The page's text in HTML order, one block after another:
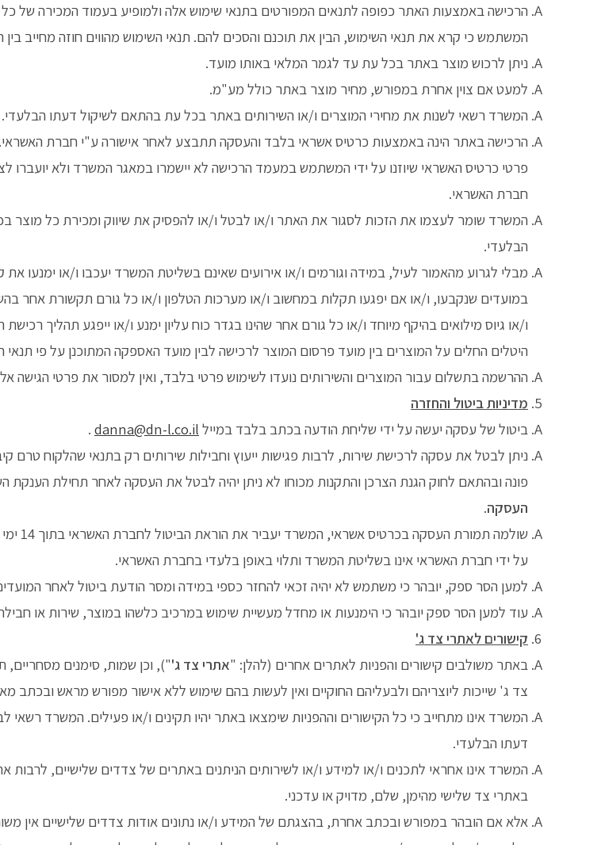
הרכישה באמצעות האתר כפופה לתנאים המפורטים בתנאי שימוש אלה ולמופיע בעמוד המכירה של
המשתמש כי קרא את תנאי השימוש, הבין את תוכנם והסכים להם. תנאי השימוש מהווים חוזה מחייב
ניתן לרכוש מוצר באתר בכל עת עד לגמר המלאי באותו מועד.
למעט אם צוין אחרת במפורש, מחיר מוצר באתר כולל מע"מ.
המשרד רשאי לשנות את מחירי המוצרים ו/או השירותים באתר בכל עת בהתאם לשיקול דעתו
הרכישה באתר הינה באמצעות כרטיס אשראי בלבד והעסקה תתבצע לאחר אישורה ע"י חברת האשראי.
פרטי כרטיס האשראי שיוזנו על ידי המשתמש במעמד הרכישה לא יישמרו במאגר המשרד ולא
חברת האשראי.
המשרד שומר לעצמו את הזכות לסגור את האתר ו/או לבטל ו/או להפסיק את שיווק ומכירת כל
הבלעדי.
מבלי לגרוע מהאמור לעיל, במידה וגורמים ו/או אירועים שאינם בשליטת המשרד יעכבו ו/או ימנעו
במועדים שנקבעו, ו/או אם יפגעו תקלות במחשוב ו/או מערכות הטלפון ו/או כל גורם תקשורת אחר
ו/או גיוס מילואים בהיקף מיוחד ו/או כל גורם אחר שהינו בגדר כוח עליון ימנע ו/או ייפגע תהליך
היטלים החלים על המוצרים בין מועד פרסום המוצר לרכישה לבין מועד האספקה המתוכנן על פי
ההרשמה בתשלום עבור המוצרים והשירותים נועדו לשימוש פרטי בלבד, ואין למסור את פרטי
מדיניות ביטול והחזרה
ביטול של עסקה יעשה על ידי שליחת הודעה בכתב בלבד במייל danna@dn-l.co.il
.
ניתן לבטל את עסקה לרכישת שירות, לרבות פגישות ייעוץ וחבילות שירותים רק בתנאי שהלקוח טרם
פונה ובהתאם לחוק הגנת הצרכן והתקנות מכוחו לא ניתן יהיה לבטל את העסקה לאחר תחילת הענקת
העסקה.
על ידי חברת האשראי אינו בשליטת המשרד ותלוי באופן בלעדי בחברת האשראי.
למען הסר ספק, יובהר כי משתמש לא יהיה זכאי להחזר כספי במידה ומסר הודעת ביטול לאחר המועדים
עוד למען הסר ספק יובהר כי הימנעות או מחדל מעשיית שימוש במרכיב כלשהו במוצר, שירות או
קישורים לאתרי צד ג'
באתר משולבים קישורים והפניות לאתרים אחרים (להלן: "אתרי צד ג'"), וכן שמות, סימנים מסחריים,
צד ג' שייכות ליוצריהם ולבעליהם החוקיים ואין לעשות בהם שימוש ללא אישור מפורש מראש ובכתב
המשרד אינו מתחייב כי כל הקישורים וההפניות שימצאו באתר יהיו תקינים ו/או פעילים. המשרד
דעתו הבלעדי.
המשרד אינו אחראי לתכנים ו/או למידע ו/או לשירותים הניתנים באתרים של צדדים שלישיים,
באתרי צד שלישי מהימן, שלם, מדויק או עדכני.
אלא אם הובהר במפורש ובכתב אחרת, בהצגתם של המידע ו/או נתונים אודות צדדים שלישיים אין